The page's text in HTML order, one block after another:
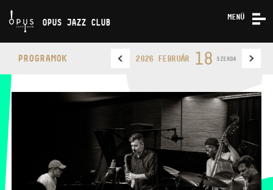
OPUS JAZZ CLUB
MENÜ
KAPCSOLAT
PROGRAMOK 2026 FEBRUÁR 18 SZERDA